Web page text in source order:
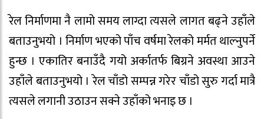
रेल निर्माणमा नै लामो समय लाग्दा त्यसले लागत बढ्ने उहाँले
बताउनुभयो । निर्माण भएको पाँच वर्षमा रेलको मर्मत थाल्नुपर्ने
हुन्छ । एकातिर बनाउँदै गयो अर्कातर्फ बिग्रने अवस्था आउने
उहाँले बताउनुभयो । रेल चाँडो सम्पन्न गरेर चाँडो सुरु गर्दा मात्रै
त्यसले लगानी उठाउन सक्ने उहाँको भनाइ छ ।